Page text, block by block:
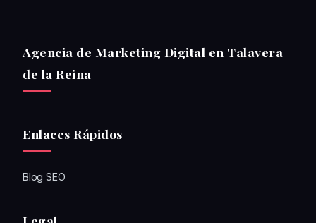
Agencia de Marketing Digital en Talavera
de la Reina
Enlaces Rápidos
Blog SEO